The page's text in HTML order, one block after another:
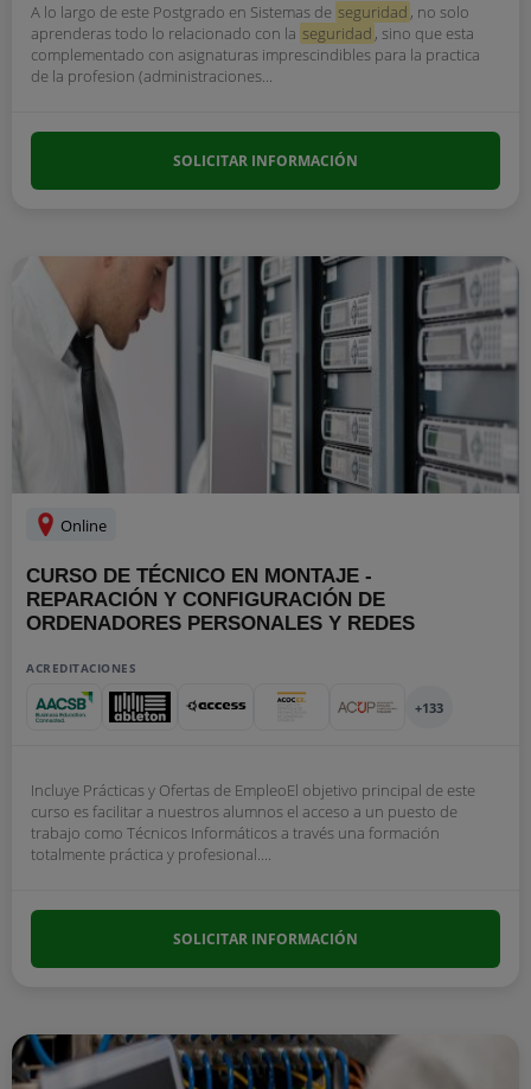
A lo largo de este Postgrado en Sistemas de seguridad , no solo
aprenderas todo lo relacionado con la seguridad , sino que esta
complementado con asignaturas imprescindibles para la practica
de la profesion (administraciones...
SOLICITAR INFORMACIÓN
Online
CURSO DE TÉCNICO EN MONTAJE -
REPARACIÓN Y CONFIGURACIÓN DE
ORDENADORES PERSONALES Y REDES
ACREDITACIONES
+133
Incluye Prácticas y Ofertas de EmpleoEl objetivo principal de este
curso es facilitar a nuestros alumnos el acceso a un puesto de
trabajo como Técnicos Informáticos a través una formación
totalmente práctica y profesional....
SOLICITAR INFORMACIÓN